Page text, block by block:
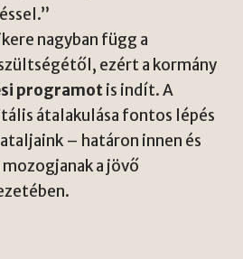
nagyban függ a
ezért a kormány
programotis indít. A
átalakulása fontos lépés
– határon innen és
a jövő